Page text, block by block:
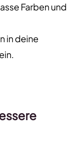
Farben und
in deine